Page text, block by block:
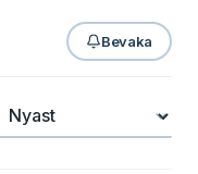
Bevaka
Sortera